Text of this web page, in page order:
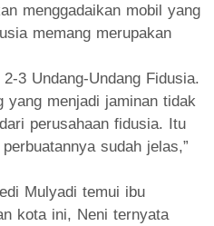
menggadaikan mobil yang
memang merupakan
3 Undang-Undang Fidusia.
yang menjadi jaminan tidak
perusahaan fidusia. Itu
sudah jelas,”
Mulyadi temui ibu
kota ini, Neni ternyata